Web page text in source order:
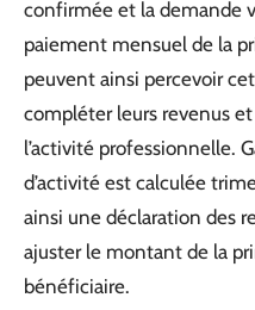
confirmée et la demande
paiement mensuel de la
peuvent ainsi percevoir
compléter leurs revenus
l’activité professionnelle.
d’activité est calculée
ainsi une déclaration des
ajuster le montant de la
bénéficiaire.